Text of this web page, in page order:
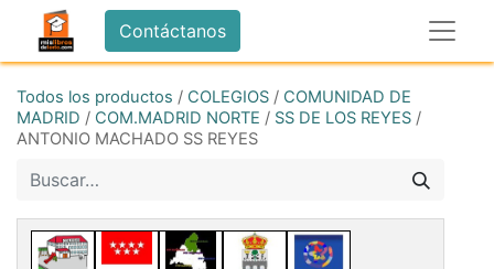
Contáctanos
Todos los productos / COLEGIOS / COMUNIDAD DE
MADRID / COM.MADRID NORTE / SS DE LOS REYES /
ANTONIO MACHADO SS REYES